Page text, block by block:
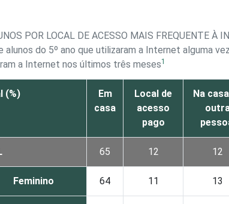
POR LOCAL DE ACESSO MAIS FREQUENTE À
do 5º ano que utilizaram a Internet alguma
a Internet nos últimos três meses1
(%)
Em
casa
Local de
acesso
pago
Na
65 12 12
Feminino 64 11 13